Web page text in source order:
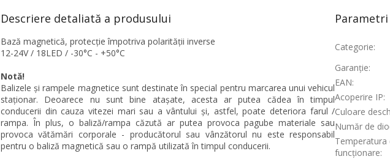
Descriere detaliată a produsului
Bază magnetică, protecție împotriva polarității inverse
12-24V / 18LED / -30°C - +50°C
Notă!
Balizele și rampele magnetice sunt destinate în special pentru marcarea unui vehicul
staționar. Deoarece nu sunt bine atașate, acesta ar putea cădea în timpul
conducerii din cauza vitezei mari sau a vântului și, astfel, poate deteriora farul /
rampa. În plus, o baliză/rampa căzută ar putea provoca pagube materiale sau
provoca vătămări corporale - producătorul sau vânzătorul nu este responsabil
pentru o baliză magnetică sau o rampă utilizată în timpul conducerii.
Categorie:
Garanţie:
EAN:
Acoperire IP:
Culoare
Număr de
Temperatura
funcționare: